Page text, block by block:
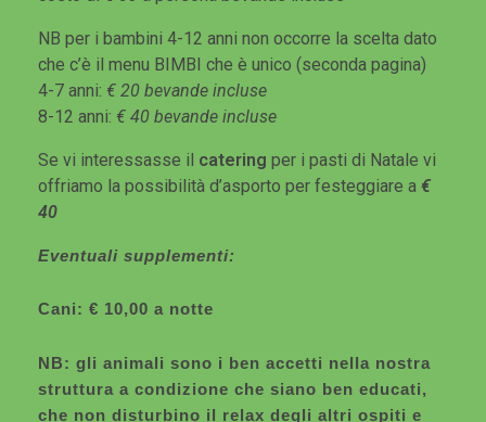
NB per i bambini 4-12 anni non occorre la scelta dato
che c’è il menu BIMBI che è unico (seconda pagina)
4-7 anni: € 20 bevande incluse
8-12 anni: € 40 bevande incluse
Se vi interessasse il catering per i pasti di Natale vi
offriamo la possibilità d’asporto per festeggiare a €
40
Eventuali supplementi:
Cani: € 10,00 a notte
NB: gli animali sono i ben accetti nella nostra
struttura a condizione che siano ben educati,
che non disturbino il relax degli altri ospiti e